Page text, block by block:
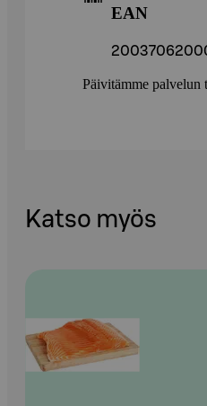
EAN
Päivitämme palvelun
Katso myös